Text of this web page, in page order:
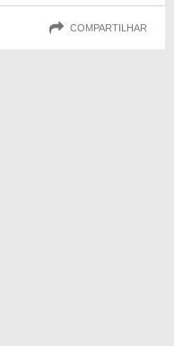
COMPARTILHAR